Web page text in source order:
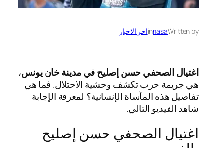
Written by
nasa
inاخر الاخبار
اغتيال الصحفي حسن إصليح في مدينة خان يونس،
هي جريمة حرب تكشف وحشية الاحتلال. فما هي
تفاصيل هذه المآساة الإنسانية؟ لمعرفة الإجابة
شاهد الفيديو التالي.
اغتيال الصحفي حسن إصليح